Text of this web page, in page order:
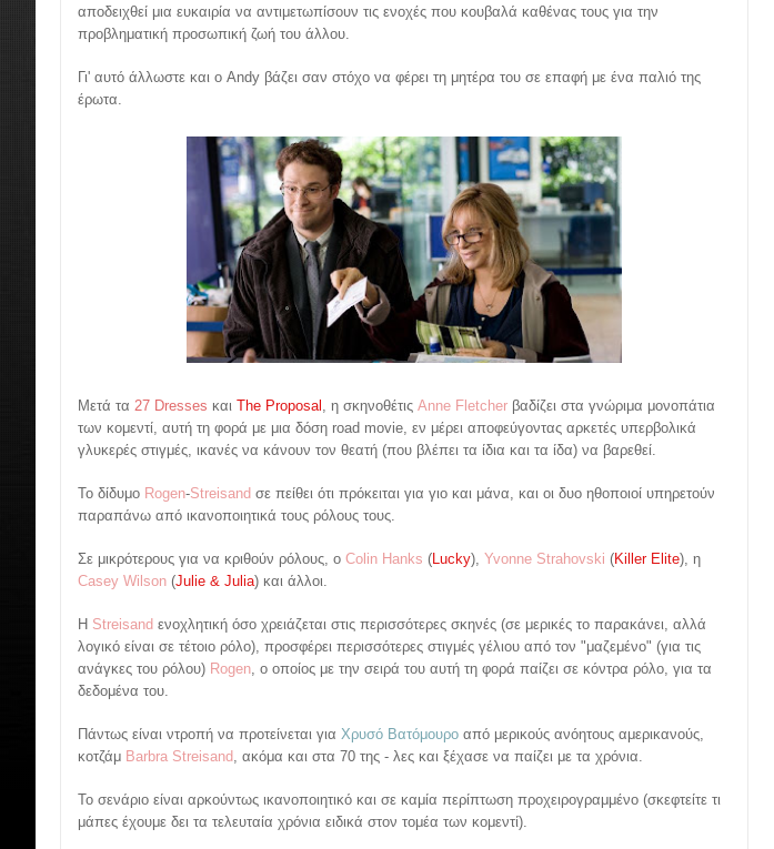
αποδειχθεί μια ευκαιρία να αντιμετωπίσουν τις ενοχές που κουβαλά καθένας τους για την
προβληματική προσωπική ζωή του άλλου.
Γι' αυτό άλλωστε και ο Andy βάζει σαν στόχο να φέρει τη μητέρα του σε επαφή με ένα παλιό της
έρωτα.
Μετά τα 27 Dresses και The Proposal , η σκηνοθέτις Anne Fletcher βαδίζει στα γνώριμα μονοπάτια
των κομεντί, αυτή τη φορά με μια δόση road movie, εν μέρει αποφεύγοντας αρκετές υπερβολικά
γλυκερές στιγμές, ικανές να κάνουν τον θεατή (που βλέπει τα ίδια και τα ίδα) να βαρεθεί.
Το δίδυμο Rogen-Streisand σε πείθει ότι πρόκειται για γιο και μάνα, και οι δυο ηθοποιοί υπηρετούν
παραπάνω από ικανοποιητικά τους ρόλους τους.
Σε μικρότερους για να κριθούν ρόλους, ο Colin Hanks (Lucky), Yvonne Strahovski (Killer Elite), η
Casey Wilson (Julie & Julia) και άλλοι.
Η Streisand ενοχλητική όσο χρειάζεται στις περισσότερες σκηνές (σε μερικές το παρακάνει, αλλά
λογικό είναι σε τέτοιο ρόλο), προσφέρει περισσότερες στιγμές γέλιου από τον "μαζεμένο" (για τις
ανάγκες του ρόλου) Rogen, ο οποίος με την σειρά του αυτή τη φορά παίζει σε κόντρα ρόλο, για τα
δεδομένα του.
Πάντως είναι ντροπή να προτείνεται για Χρυσό Βατόμουρο από μερικούς ανόητους αμερικανούς,
κοτζάμ Barbra Streisand, ακόμα και στα 70 της - λες και ξέχασε να παίζει με τα χρόνια.
Το σενάριο είναι αρκούντως ικανοποιητικό και σε καμία περίπτωση προχειρογραμμένο (σκεφτείτε τι
μάπες έχουμε δει τα τελευταία χρόνια ειδικά στον τομέα των κομεντί).